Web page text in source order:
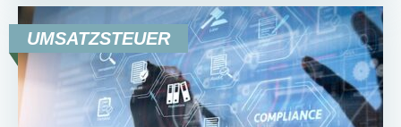
UMSATZSTEUER